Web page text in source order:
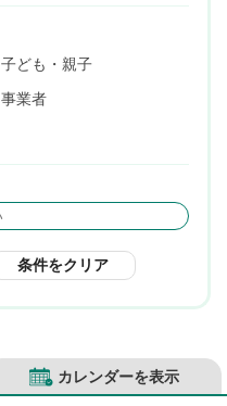
子ども・親子
事業者
条件をクリア
カレンダーを表示